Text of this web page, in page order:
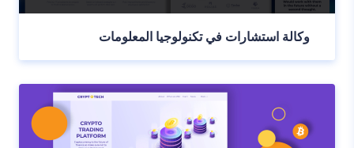
وكالة استشارات في تكنولوجيا المعلومات